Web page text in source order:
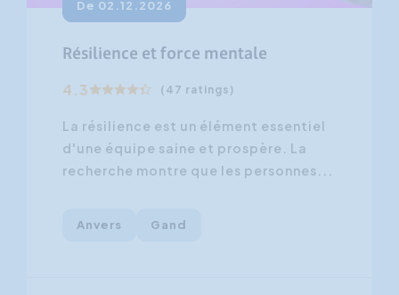
De 02.12.2026
Résilience et force mentale
4.3 (47 ratings)
La résilience est un élément essentiel
d'une équipe saine et prospère. La
recherche montre que les personnes...
Anvers Gand